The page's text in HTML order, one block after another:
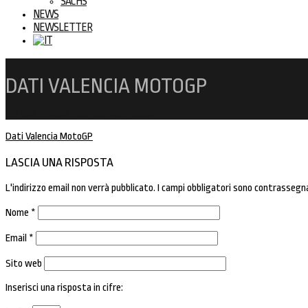
NEWS
NEWSLETTER
DATI VALENCIA MOTOGP
Dati Valencia MotoGP
LASCIA UNA RISPOSTA
L'indirizzo email non verrà pubblicato. I campi obbligatori sono
Nome *
Email *
Sito web
Inserisci una risposta in cifre: